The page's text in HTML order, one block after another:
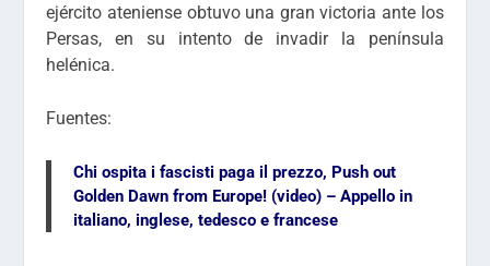
ejército ateniense obtuvo una gran victoria ante los
Persas, en su intento de invadir la península
helénica.
Fuentes:
Chi ospita i fascisti paga il prezzo, Push out
Golden Dawn from Europe! (video) – Appello in
italiano, inglese, tedesco e francese